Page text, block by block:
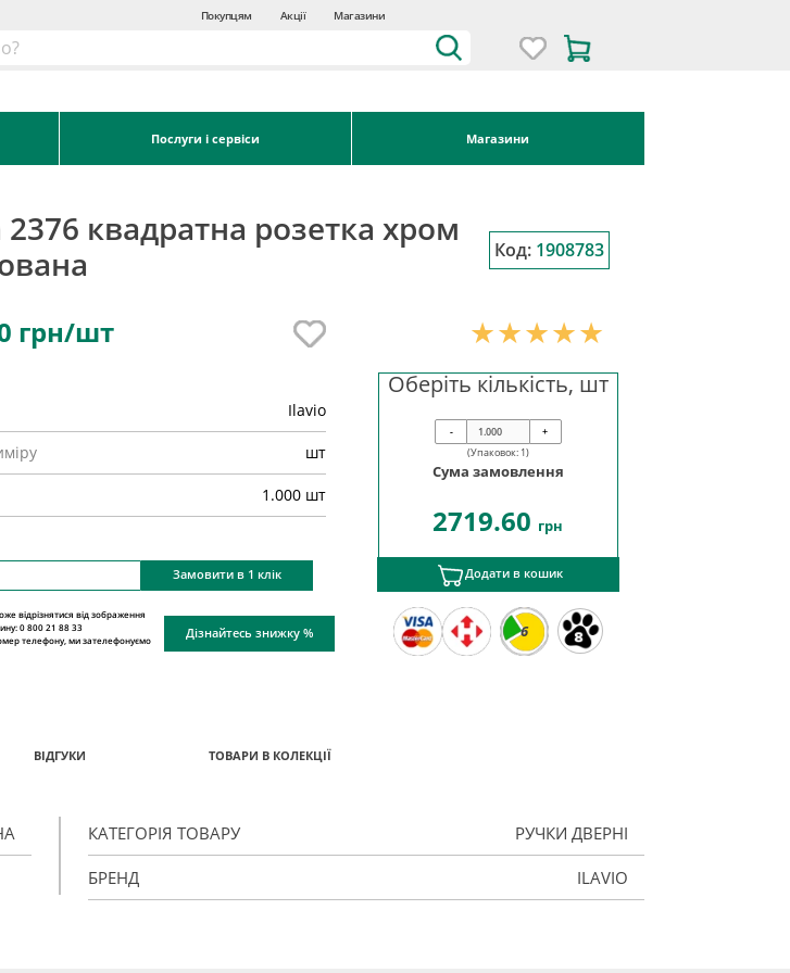
Покупцям Акції Магазини
Послуги і сервіси Магазини
2376 квадратна розетка хром
Код: 1908783
грн/шт
Ilavio
шт
1.000 шт
Замовити в 1 клік
Оберіть кількість, шт
-
+
(Упаковок: 1)
Сума замовлення
2719.60 грн
Додати в кошик
6
відрізнятися від зображення
0 800 21 88 33
телефону, ми зателефонуємо
Дізнайтесь знижку %
ВІДГУКИ ТОВАРИ В КОЛЕКЦІЇ
КАТЕГОРІЯ ТОВАРУ РУЧКИ ДВЕРНІ
БРЕНД ILAVIO